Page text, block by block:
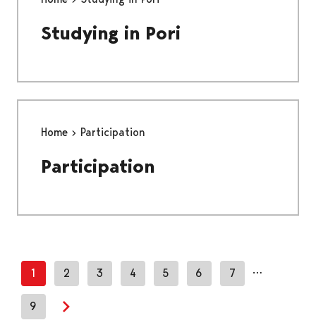
Studying in Pori
Home Participation
Participation
1 2 3 4 5 6 7 …
9